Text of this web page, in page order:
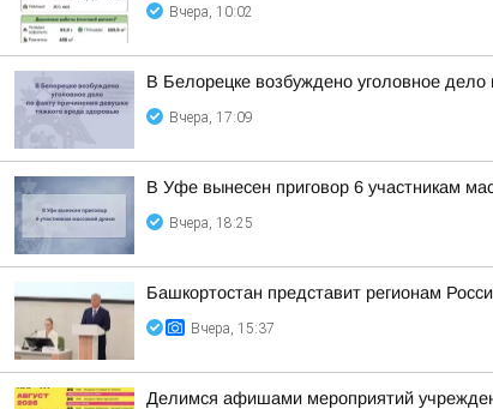
Вчера, 10:02
В Белорецке возбуждено уголовное
Вчера, 17:09
В Уфе вынесен приговор 6 участникам
Вчера, 18:25
Башкортостан представит регионам
Вчера, 15:37
Делимся афишами мероприятий